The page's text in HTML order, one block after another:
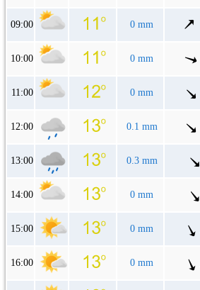
09:00 0 mm
10:00 0 mm
11:00 0 mm
12:00 0.1 mm
13:00 0.3 mm
14:00 0 mm
15:00 0 mm
16:00 0 mm